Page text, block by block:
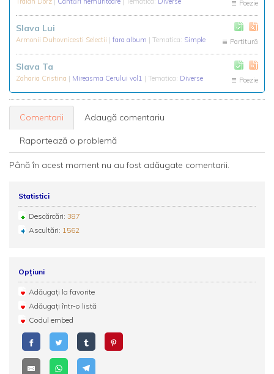
Poezie
Slava Lui
Armonii Duhovnicesti Selectii | fara album | Tematica: Simple Partitură
Slava Ta
Zaharia Cristina | Mireasma Cerului vol1 | Tematica: Diverse Poezie
Comentarii Adaugă comentariu
Raportează o problemă
Până în acest moment nu au fost adăugate comentarii.
Statistici
Descărcări: 387
Ascultări: 1562
Opțiuni
Adăugați la favorite
Adăugați într-o listă
Codul embed